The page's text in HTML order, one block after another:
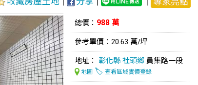
總價： 988 萬
參考單價：20.63 萬/坪
地址： 彰化縣 社頭鄉 員集路一段
地圖 🏷️ 查看區域實價登錄